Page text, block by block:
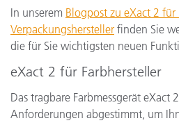
In unserem Blogpost zu eXact 2
Verpackungshersteller finden Sie
die für Sie wichtigsten neuen
eXact 2 für Farbhersteller
Das tragbare Farbmessgerät
Anforderungen abgestimmt, um